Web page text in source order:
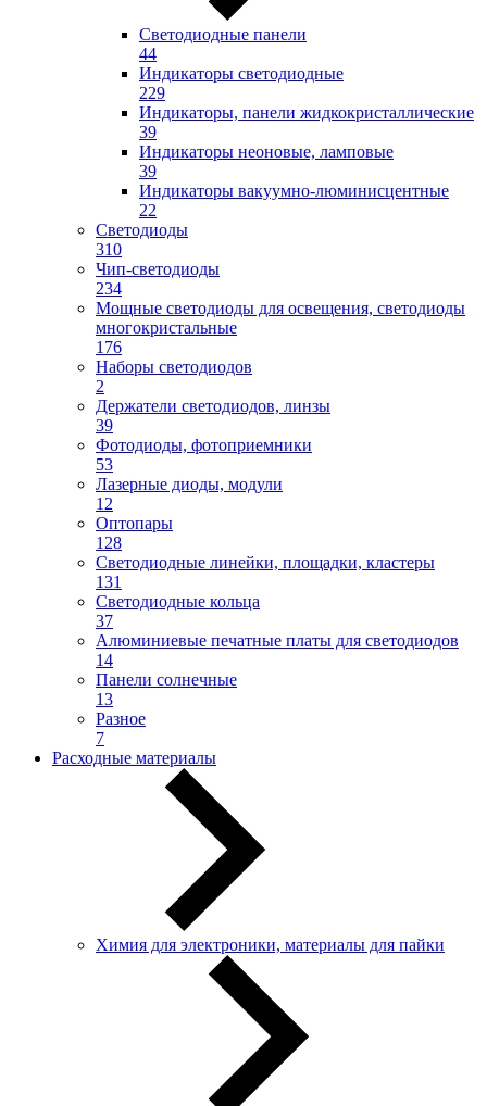
Светодиодные панели
44
Индикаторы светодиодные
229
Индикаторы, панели жидкокристаллические
39
Индикаторы неоновые, ламповые
39
Индикаторы вакуумно-люминисцентные
22
Светодиоды
310
Чип-светодиоды
234
Мощные светодиоды для освещения, светодиоды
многокристальные
176
Наборы светодиодов
2
Держатели светодиодов, линзы
39
Фотодиоды, фотоприемники
53
Лазерные диоды, модули
12
Оптопары
128
Светодиодные линейки, площадки, кластеры
131
Светодиодные кольца
37
Алюминиевые печатные платы для светодиодов
14
Панели солнечные
13
Разное
7
Расходные материалы
Химия для электроники, материалы для пайки